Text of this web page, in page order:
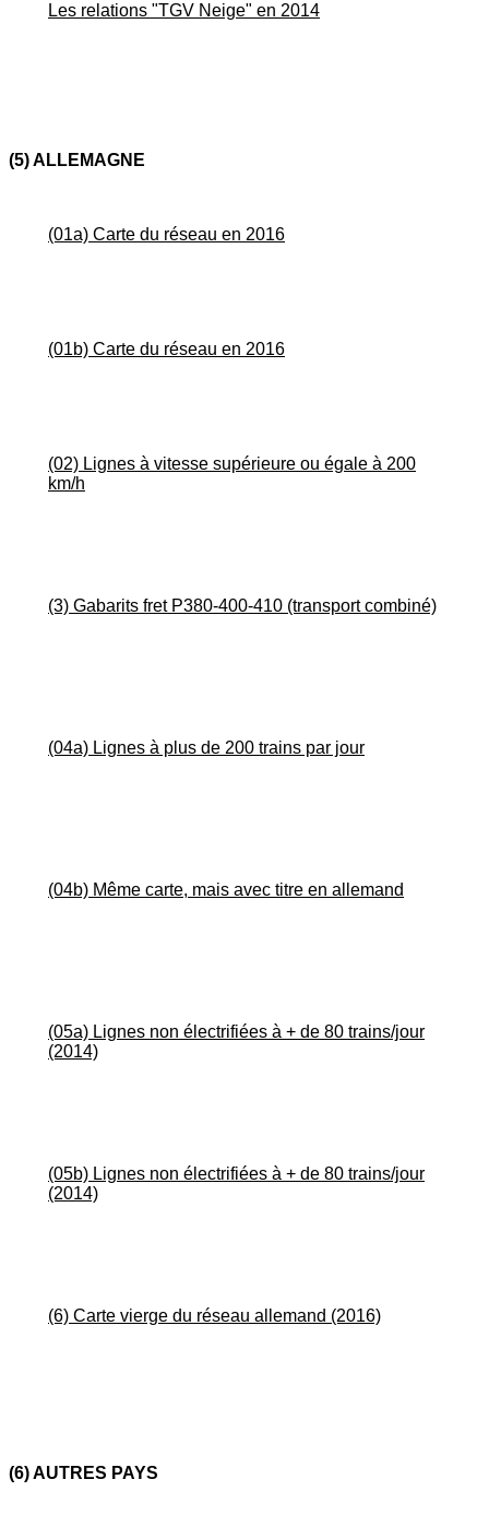
Les relations "TGV Neige" en 2014
(5) ALLEMAGNE
(01a) Carte du réseau en 2016
(01b) Carte du réseau en 2016
(02) Lignes à vitesse supérieure ou égale à 200
km/h
(3) Gabarits fret P380-400-410 (transport combiné)
(04a) Lignes à plus de 200 trains par jour
(04b) Même carte, mais avec titre en allemand
(05a) Lignes non électrifiées à + de 80 trains/jour
(2014)
(05b) Lignes non électrifiées à + de 80 trains/jour
(2014)
(6) Carte vierge du réseau allemand (2016)
(6) AUTRES PAYS